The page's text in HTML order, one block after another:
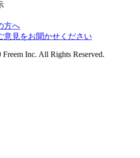
方へ
意見をお聞かせください
Inc. All Rights Reserved.